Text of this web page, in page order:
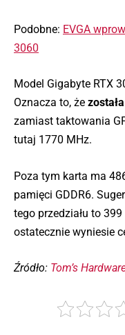
Podobne: EVGA
3060
Model Gigabyte RTX
Oznacza to, że
zamiast taktowania
tutaj 1770 MHz.
Poza tym karta ma
pamięci GDDR6.
tego przedziału to
ostatecznie wyniesie
Źródło: Tom’s